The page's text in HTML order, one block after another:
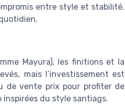
entre style et stabilité.
Mayura), les finitions et la
mais l’investissement est
de vente prix pour profiter de
du style santiags.